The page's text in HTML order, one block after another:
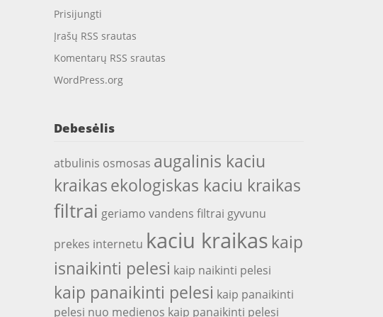
Prisijungti
Įrašų RSS srautas
Komentarų RSS srautas
WordPress.org
Debesėlis
atbulinis osmosas augalinis kaciu
kraikasekologiskas kaciu kraikas
filtrai geriamo vandens filtrai gyvunu
prekes internetu kaciu kraikas kaip
isnaikinti pelesi kaip naikinti pelesi
kaip panaikinti pelesi kaip panaikinti
pelesi nuo medienos kaip panaikinti pelesi